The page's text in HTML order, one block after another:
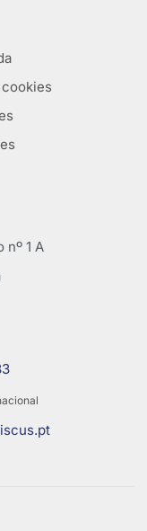
nº 1 A